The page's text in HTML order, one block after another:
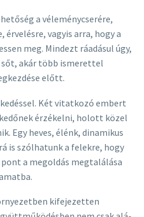
a véleménycserére,
vagyis arra, hogy a
meg. Mindezt ráadásul úgy,
sőt, akár több ismerettel
előtt.
Két vitatkozó embert
érzékelni, holott közel
Egy heves, élénk, dinamikus
is szólhatunk a felekre, hogy
pont a megoldás megtalálása
kifejezetten